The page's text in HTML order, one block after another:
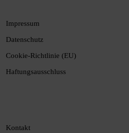
Impressum
Datenschutz
Cookie-Richtlinie (EU)
Haftungsausschluss
Kontakt